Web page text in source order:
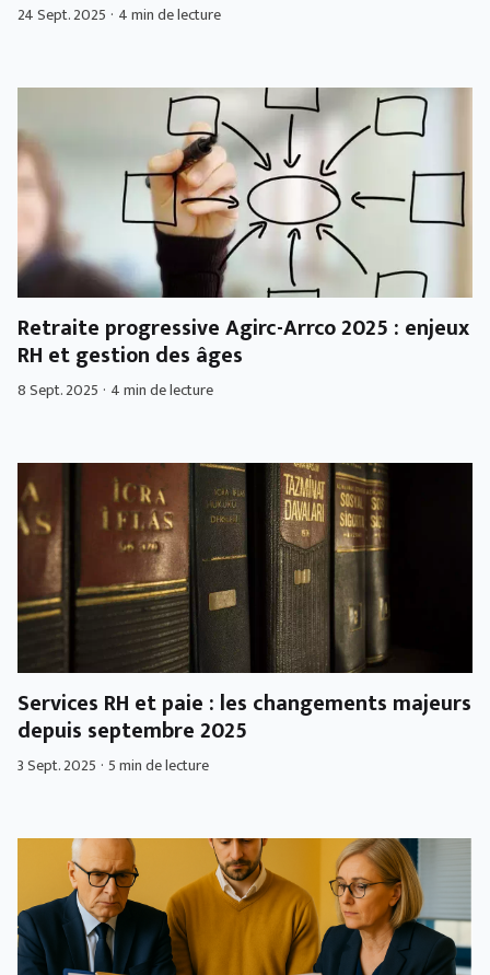
24 Sept. 2025 · 4 min de lecture
Retraite progressive Agirc-Arrco 2025 : enjeux
RH et gestion des âges
8 Sept. 2025 · 4 min de lecture
Services RH et paie : les changements majeurs
depuis septembre 2025
3 Sept. 2025 · 5 min de lecture